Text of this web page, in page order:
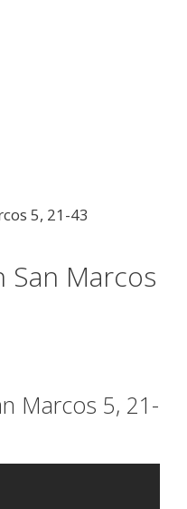
San Marcos
Marcos 5, 21-